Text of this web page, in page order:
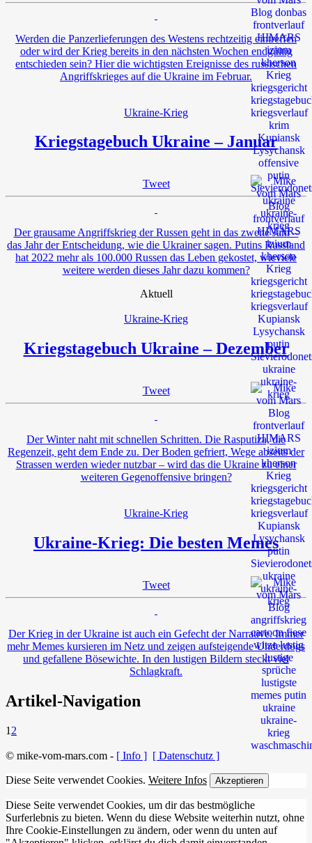
Werden die Panzerlieferungen des Westens rechtzeitig eintreffen
oder wird der Krieg bereits in den nächsten Wochen endgültig
entschieden sein? Hier die wichtigsten Ereignisse des russischen
Angriffskrieges auf die Ukraine im Februar.
Ukraine-Krieg
Kriegstagebuch Ukraine – Januar
Tweet
Der grausame Angriffskrieg der Russen geht in das zweite Jahr –
das Jahr der Entscheidung, wie die Ukrainer sagen. Putins Russland
hat 2022 mehr als 100.000 Russen das Leben gekostet, wieviele
weitere werden dieses Jahr dazu kommen?
Aktuell
Ukraine-Krieg
Kriegstagebuch Ukraine – Dezember
Tweet
Der Winter naht mit schnellen Schritten. Die Rasputiza, die
Regenzeit, geht dem Ende zu. Der Boden gefriert, Wege abseits der
Strassen werden wieder nutzbar – wird das die Ukraine zu einer
weiteren Gegenoffensive bringen?
Ukraine-Krieg
Ukraine-Krieg: Die besten Memes
Tweet
Der Krieg in der Ukraine ist auch ein Gefecht der Narrative. Immer
mehr Memes kursieren im Netz und zeigen aufsteigende Underdogs
und gefallene Bösewichte. In den lustigen Bildern steckt viel
Schlagkraft.
Artikel-Navigation
1 2
© mike-vom-mars.com - [ Info ] [ Datenschutz ]
Diese Seite verwendet Cookies. Weitere Infos Akzeptieren
Diese Seite verwendet Cookies, um dir das bestmögliche
Surferlebnis zu bieten. Wenn du diese Website weiterhin nutzt, ohne
Ihre Cookie-Einstellungen zu ändern, oder wenn du unten auf